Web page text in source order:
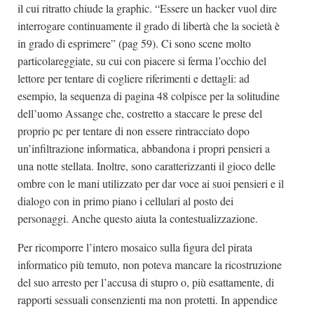
il cui ritratto chiude la graphic. “Essere un hacker vuol dire
interrogare continuamente il grado di libertà che la società è
in grado di esprimere” (pag 59). Ci sono scene molto
particolareggiate, su cui con piacere si ferma l’occhio del
lettore per tentare di cogliere riferimenti e dettagli: ad
esempio, la sequenza di pagina 48 colpisce per la solitudine
dell’uomo Assange che, costretto a staccare le prese del
proprio pc per tentare di non essere rintracciato dopo
un’infiltrazione informatica, abbandona i propri pensieri a
una notte stellata. Inoltre, sono caratterizzanti il gioco delle
ombre con le mani utilizzato per dar voce ai suoi pensieri e il
dialogo con in primo piano i cellulari al posto dei
personaggi. Anche questo aiuta la contestualizzazione.
Per ricomporre l’intero mosaico sulla figura del pirata
informatico più temuto, non poteva mancare la ricostruzione
del suo arresto per l’accusa di stupro o, più esattamente, di
rapporti sessuali consenzienti ma non protetti. In appendice